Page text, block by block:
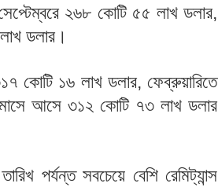
২৬৮ কোটি ৫৫ লাখ ডলার,
ডলার।
কোটি ১৬ লাখ ডলার, ফেব্রুয়ারিতে
আসে ৩১২ কোটি ৭৩ লাখ ডলার
পর্যন্ত সবচেয়ে বেশি রেমিট্যান্স